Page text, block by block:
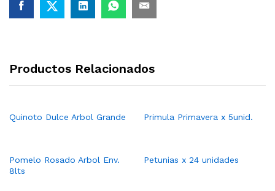
Productos Relacionados
Quinoto Dulce Arbol Grande Primula Primavera x 5unid.
Pomelo Rosado Arbol Env.
8lts
Petunias x 24 unidades